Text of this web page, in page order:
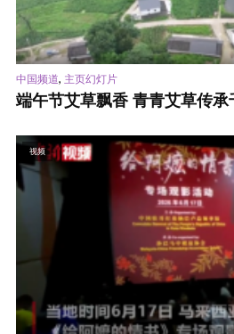
中国频道, 主页幻灯片
端午节艾草飘香 青青艾草传承
视频